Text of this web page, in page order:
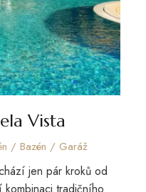
Vista
/ Bazén / Garáž
jen pár kroků od